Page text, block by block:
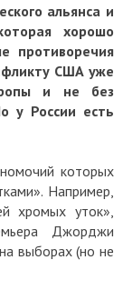
альянса и
хорошо
противоречия
США уже
и не без
у России есть
которых
Например,
хромых уток»,
Джорджи
выборах (но не